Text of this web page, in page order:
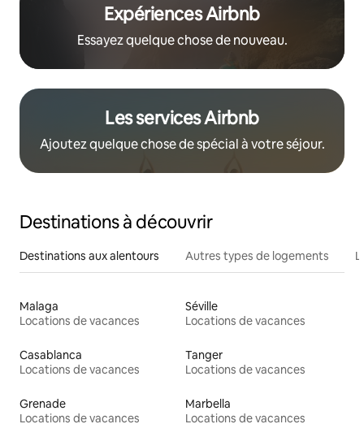
Expériences Airbnb
Essayez quelque chose de nouveau.
Les services Airbnb
Ajoutez quelque chose de spécial à votre séjour.
Destinations à découvrir
Destinations aux alentours Autres types de logements
Malaga
Locations de vacances
Séville
Locations de vacances
Casablanca
Locations de vacances
Tanger
Locations de vacances
Grenade
Locations de vacances
Marbella
Locations de vacances